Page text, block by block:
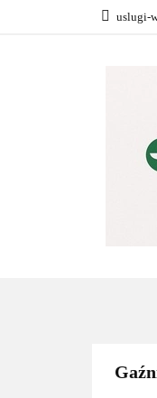
uslugi-